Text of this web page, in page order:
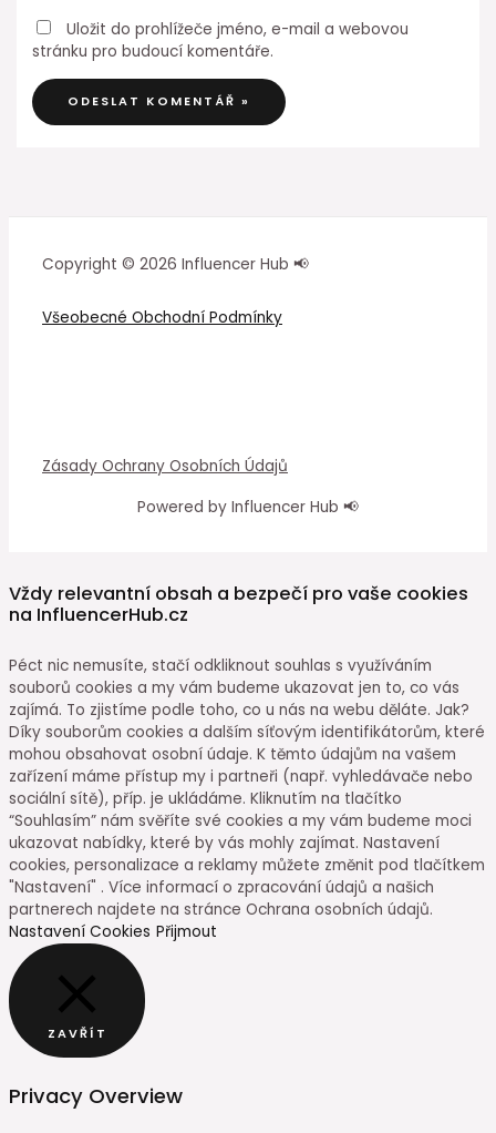
Uložit do prohlížeče jméno, e-mail a webovou
stránku pro budoucí komentáře.
Copyright © 2026 Influencer Hub 📢
Všeobecné Obchodní Podmínky
Zásady Ochrany Osobních Údajů
Powered by Influencer Hub 📢
Vždy relevantní obsah a bezpečí pro vaše cookies
na InfluencerHub.cz
Péct nic nemusíte, stačí odkliknout souhlas s využíváním
souborů cookies a my vám budeme ukazovat jen to, co vás
zajímá. To zjistíme podle toho, co u nás na webu děláte. Jak?
Díky souborům cookies a dalším síťovým identifikátorům, které
mohou obsahovat osobní údaje. K těmto údajům na vašem
zařízení máme přístup my i partneři (např. vyhledávače nebo
sociální sítě), příp. je ukládáme. Kliknutím na tlačítko
“Souhlasím” nám svěříte své cookies a my vám budeme moci
ukazovat nabídky, které by vás mohly zajímat. Nastavení
cookies, personalizace a reklamy můžete změnit pod tlačítkem
"Nastavení" . Více informací o zpracování údajů a našich
partnerech najdete na stránce Ochrana osobních údajů.
Nastavení Cookies Přijmout
ZAVŘÍT
Privacy Overview